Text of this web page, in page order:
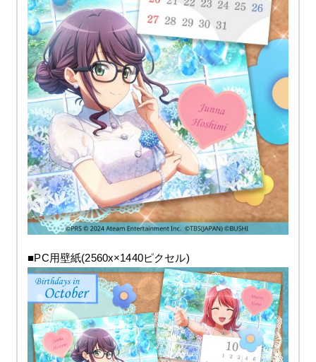
■PC用壁紙(2560x×1440ピクセル)